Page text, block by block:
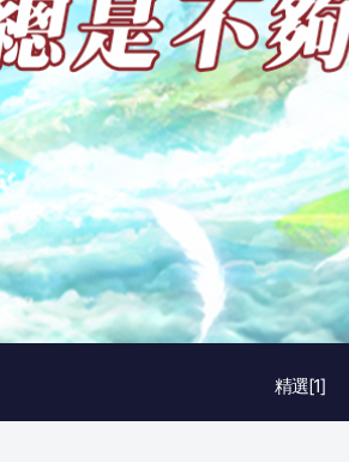
精選[1]